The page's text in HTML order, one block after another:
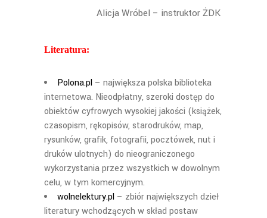
Alicja Wróbel – instruktor ŻDK
Literatura:
Polona.pl – największa polska biblioteka
internetowa. Nieodpłatny, szeroki dostęp do
obiektów cyfrowych wysokiej jakości (książek,
czasopism, rękopisów, starodruków, map,
rysunków, grafik, fotografii, pocztówek, nut i
druków ulotnych) do nieograniczonego
wykorzystania przez wszystkich w dowolnym
celu, w tym komercyjnym.
wolnelektury.pl – zbiór największych dzieł
literatury wchodzących w skład postaw